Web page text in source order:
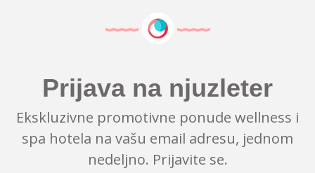
Prijava na njuzleter
Ekskluzivne promotivne ponude wellness i
spa hotela na vašu email adresu, jednom
nedeljno. Prijavite se.